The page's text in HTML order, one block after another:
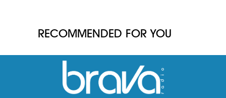
RECOMMENDED FOR YOU